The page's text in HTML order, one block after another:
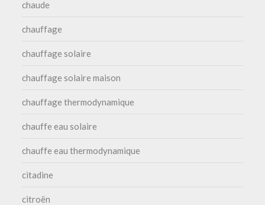
chaude
chauffage
chauffage solaire
chauffage solaire maison
chauffage thermodynamique
chauffe eau solaire
chauffe eau thermodynamique
citadine
citroën